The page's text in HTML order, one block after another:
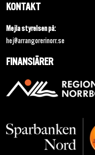
KONTAKT
Mejla styrelsen på:
hej@arrangorerinorr.se
FINANSIÄRER